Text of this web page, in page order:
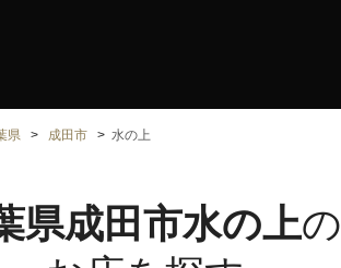
県 成田市 水の上
県成田市水の上の